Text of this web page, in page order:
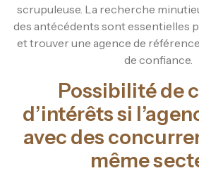
scrupuleuse. La recherche
des antécédents sont essentielles
et trouver une agence de
de confiance.
Possibilité de
d’intérêts si
avec des
même